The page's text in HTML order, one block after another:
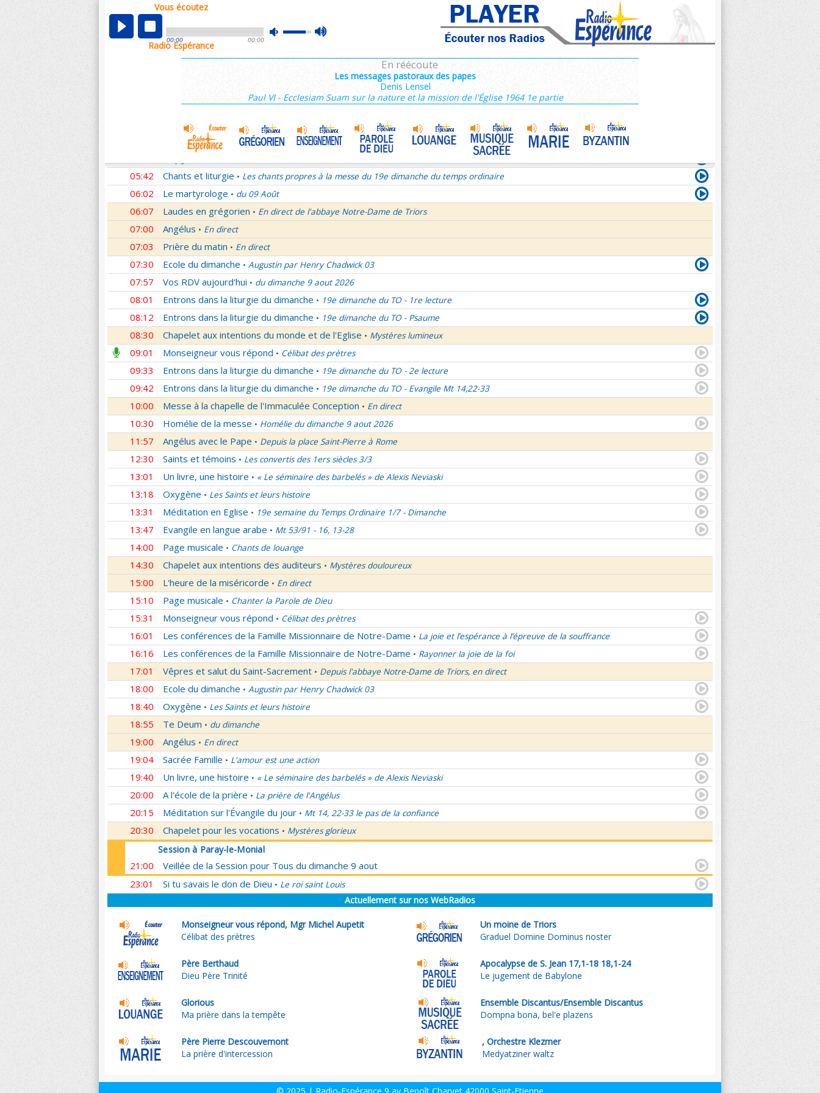
Vous écoutez
mute
max
00:00 00:00
Radio Espérance
En réécoute
Les messages pastoraux des papes
Denis Lensel
Paul VI - Ecclesiam Suam sur la nature et la mission de l'Église 1964 1e partie
00:07
01:00 Ecole du dimanche • Augustin par Henry Chadwick 03
01:30 Audience du Pape
19e semaine du Temps Ordinaire 1/7 - Dimanche
Les conférences de la Famille Missionnaire de Notre-Dame • Témoin de la joie au travail
Nouveau Testament • Lettre aux Galates et lettre aux Philippiens
Si tu savais le don de Dieu La volonté de Dieu et moi et moi et moi ! 2/2
Monseigneur vous répond • Célibat des prètres
05:42 Chants et liturgie • Les chants propres à la messe du 19e dimanche du temps ordinaire
06:02 Le martyrologe • du 09 Août
06:07 Laudes en grégorien • En direct de l'abbaye Notre-Dame de Triors
07:00 Angélus • En direct
07:03 Prière du matin • En direct
07:30 Ecole du dimanche • Augustin par Henry Chadwick 03
07:57 Vos RDV aujourd'hui • du dimanche 9 aout 2026
08:01 Entrons dans la liturgie du dimanche • 19e dimanche du TO - 1re lecture
08:12 Entrons dans la liturgie du dimanche • 19e dimanche du TO - Psaume
08:30 Chapelet aux intentions du monde et de l'Eglise • Mystères lumineux
09:01 Monseigneur vous répond • Célibat des prètres
09:33 Entrons dans la liturgie du dimanche • 19e dimanche du TO - 2e lecture
09:42 Entrons dans la liturgie du dimanche • 19e dimanche du TO - Evangile Mt 14,22-33
10:00 Messe à la chapelle de l'Immaculée Conception • En direct
10:30 Homélie de la messe • Homélie du dimanche 9 aout 2026
11:57 Angélus avec le Pape • Depuis la place Saint-Pierre à Rome
12:30 Saints et témoins • Les convertis des 1ers siècles 3/3
13:01 Un livre, une histoire • « Le séminaire des barbelés » de Alexis Neviaski
13:18 Oxygène • Les Saints et leurs histoire
13:31 Méditation en Eglise • 19e semaine du Temps Ordinaire 1/7 - Dimanche
13:47 Evangile en langue arabe • Mt 53/91 - 16, 13-28
14:00 Page musicale • Chants de louange
14:30 Chapelet aux intentions des auditeurs • Mystères douloureux
15:00 L'heure de la miséricorde • En direct
15:10 Page musicale • Chanter la Parole de Dieu
15:31 Monseigneur vous répond • Célibat des prètres
16:01 Les conférences de la Famille Missionnaire de Notre-Dame • La joie et l’espérance à l’épreuve de la souffrance
16:16 Les conférences de la Famille Missionnaire de Notre-Dame • Rayonner la joie de la foi
17:01 Vêpres et salut du Saint-Sacrement • Depuis l'abbaye Notre-Dame de Triors, en direct
18:00 Ecole du dimanche • Augustin par Henry Chadwick 03
18:40 Oxygène • Les Saints et leurs histoire
18:55 Te Deum • du dimanche
19:00 Angélus • En direct
19:04 Sacrée Famille • L'amour est une action
19:40 Un livre, une histoire • « Le séminaire des barbelés » de Alexis Neviaski
20:00 A l'école de la prière • La prière de l'Angélus
20:15 Méditation sur l'Évangile du jour • Mt 14, 22-33 le pas de la confiance
20:30 Chapelet pour les vocations • Mystères glorieux
Session à Paray-le-Monial
21:00
Veillée de la Session pour Tous du dimanche 9 aout
23:01
Si tu savais le don de Dieu • Le roi saint Louis
Actuellement sur nos WebRadios
Monseigneur vous répond, Mgr Michel Aupetit
Célibat des prètres
Un moine de Triors
Graduel Domine Dominus noster
Père Berthaud
Dieu Père Trinité
Apocalypse de S. Jean 17,1-18 18,1-24
Le jugement de Babylone
Glorious
Ma prière dans la tempête
Ensemble Discantus/Ensemble Discantus
Dompna bona, bel'e plazens
Père Pierre Descouvemont
La prière d'intercession
, Orchestre Klezmer
Medyatziner waltz